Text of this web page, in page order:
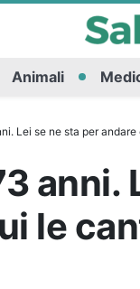
Animali
Lei se ne sta per
anni.
le